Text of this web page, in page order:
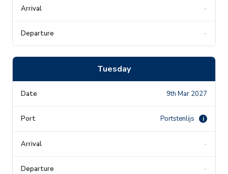
-
-
Tuesday
9th Mar 2027
Portstenlijs i
-
-